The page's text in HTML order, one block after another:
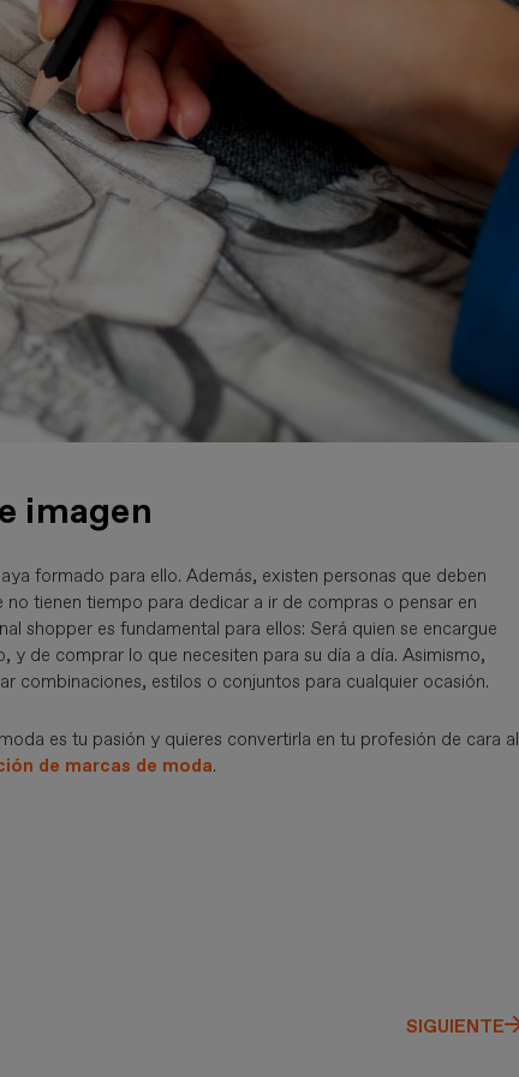
imagen
formado para ello. Además, existen personas que deben
tienen tiempo para dedicar a ir de compras o pensar en
shopper es fundamental para ellos: Será quien se encargue
de comprar lo que necesiten para su día a día. Asimismo,
combinaciones, estilos o conjuntos para cualquier ocasión.
es tu pasión y quieres convertirla en tu profesión de cara al
de marcas de moda.
SIGUIENTE